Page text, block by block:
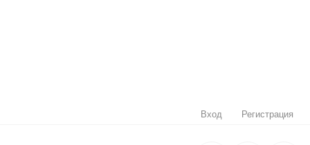
Вход Регистрация